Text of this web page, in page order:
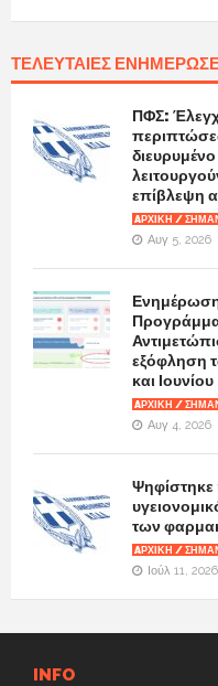
ΤΕΛΕΥΤΑΙΕΣ
ΠΦΣ:
επίβλεψη
AΡΧΙΚΉ /
Αυγ 5, 2026
Ενημέρωση
εξόφληση
και Ιουνίου
AΡΧΙΚΉ /
Αυγ 4, 2026
Ψηφίστηκε
των
AΡΧΙΚΉ /
Ιούλ 11, 2026
INFO